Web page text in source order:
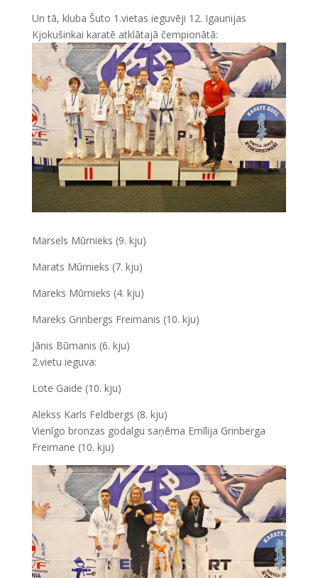
Un tā, kluba Šuto 1.vietas ieguvēji 12. Igaunijas
Kjokušinkai karatē atklātajā čempionātā:
Marsels Mūrnieks (9. kju)
Marats Mūrnieks (7. kju)
Mareks Mūrnieks (4. kju)
Mareks Grinbergs Freimanis (10. kju)
Jānis Būmanis (6. kju)
2.vietu ieguva:
Lote Gaide (10. kju)
Alekss Karls Feldbergs (8. kju)
Vienīgo bronzas godalgu saņēma Emīlija Grinberga
Freimane (10. kju)